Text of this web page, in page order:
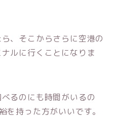
、そこからさらに空港の
ルに行くことになりま
るのにも時間がいるの
を持った方がいいです。